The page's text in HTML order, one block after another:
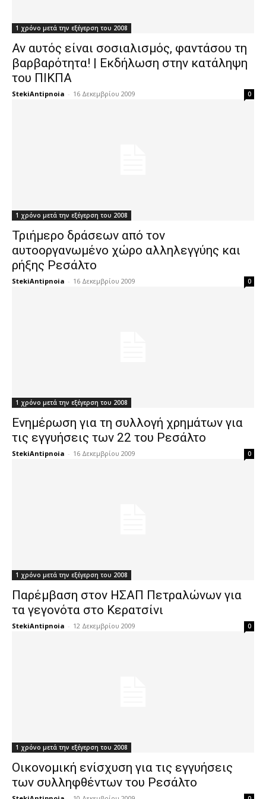
1 χρόνο μετά την εξέγερση του 2008
Αν αυτός είναι σοσιαλισμός, φαντάσου τη
βαρβαρότητα! | Εκδήλωση στην κατάληψη
του ΠΙΚΠΑ
StekiAntipnoia - 16 Δεκεμβρίου 2009 0
1 χρόνο μετά την εξέγερση του 2008
Τριήμερο δράσεων από τον
αυτοοργανωμένο χώρο αλληλεγγύης και
ρήξης Ρεσάλτο
StekiAntipnoia - 16 Δεκεμβρίου 2009 0
1 χρόνο μετά την εξέγερση του 2008
Ενημέρωση για τη συλλογή χρημάτων για
τις εγγυήσεις των 22 του Ρεσάλτο
StekiAntipnoia - 16 Δεκεμβρίου 2009 0
1 χρόνο μετά την εξέγερση του 2008
Παρέμβαση στον ΗΣΑΠ Πετραλώνων για
τα γεγονότα στο Κερατσίνι
StekiAntipnoia - 12 Δεκεμβρίου 2009 0
1 χρόνο μετά την εξέγερση του 2008
Οικονομική ενίσχυση για τις εγγυήσεις
των συλληφθέντων του Ρεσάλτο